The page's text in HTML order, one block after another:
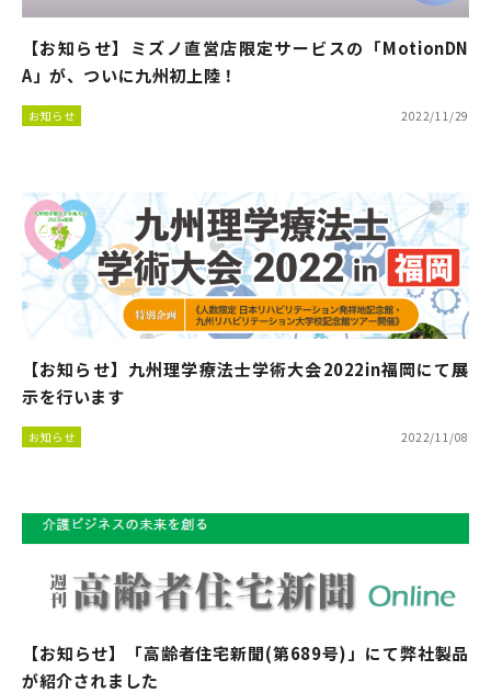
【お知らせ】ミズノ直営店限定サービスの「MotionDN
A」が、ついに九州初上陸！
お知らせ 2022/11/29
【お知らせ】九州理学療法士学術大会2022in福岡にて展
示を行います
お知らせ 2022/11/08
【お知らせ】「高齢者住宅新聞(第689号)」にて弊社製品
が紹介されました